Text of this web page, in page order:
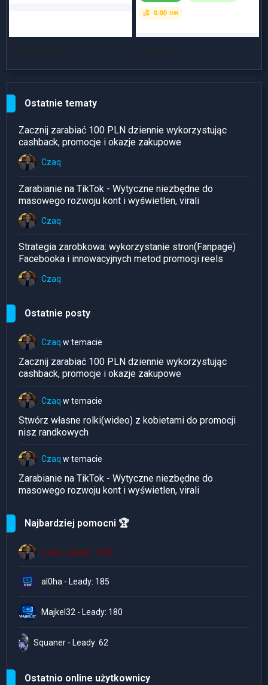
Ostatnie tematy
Zacznij zarabiać 100 PLN dziennie wykorzystując
cashback, promocje i okazje zakupowe
Czaq
Zarabianie na TikTok - Wytyczne niezbędne do
masowego rozwoju kont i wyświetlen, virali
Czaq
Strategia zarobkowa: wykorzystanie stron(Fanpage)
Facebooka i innowacyjnych metod promocji reels
Czaq
Ostatnie posty
Czaq w temacie
Zacznij zarabiać 100 PLN dziennie wykorzystując
cashback, promocje i okazje zakupowe
Czaq w temacie
Stwórz własne rolki(wideo) z kobietami do promocji
nisz randkowych
Czaq w temacie
Zarabianie na TikTok - Wytyczne niezbędne do
masowego rozwoju kont i wyświetlen, virali
Najbardziej pomocni 🏆
Czaq - Leady: 1183
al0ha - Leady: 185
Majkel32 - Leady: 180
Squaner - Leady: 62
Ostatnio online użytkownicy